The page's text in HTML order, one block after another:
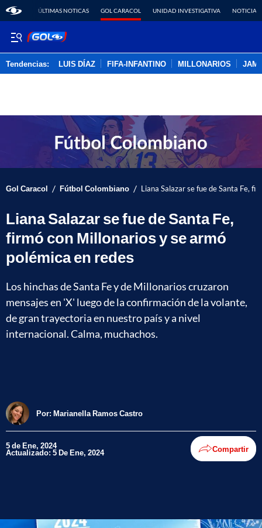
ÚLTIMAS NOTICAS GOL CARACOL UNIDAD INVESTIGATIVA NOTICIAS
Tendencias: LUIS DÍAZ FIFA-INFANTINO MILLONARIOS
Gol Caracol / Fútbol Colombiano / Liana Salazar se fue de Santa Fe,
Liana Salazar se fue de Santa Fe,
firmó con Millonarios y se armó
polémica en redes
Los hinchas de Santa Fe y de Millonarios cruzaron
mensajes en 'X' luego de la confirmación de la volante,
de gran trayectoria en nuestro país y a nivel
internacional. Calma, muchachos.
Por: Marianella Ramos Castro
5 de Ene, 2024
Actualizado: 5 De Ene, 2024 Compartir